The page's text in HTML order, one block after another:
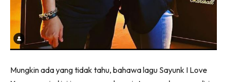
Mungkin ada yang tidak tahu, bahawa lagu Sayunk I Love